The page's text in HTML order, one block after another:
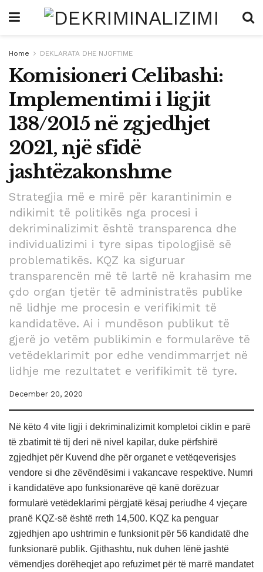
Home DEKLARATA DHE NJOFTIME
Komisioneri Celibashi:
Implementimi i ligjit
138/2015 në zgjedhjet
2021, një sfidë
jashtëzakonshme
Strategjia më e mirë për karantinimin e
ndikimit të politikës nga procesi i
dekriminalizimit është transparenca dhe
individualizimi i tyre sipas tipologjisë së
problematikës. KQZ ka siguruar
transparencën më të lartë në krahasim me
çdo organ tjetër të administratës publike
në lidhje me procesin e verifikimit të
kandidatëve. Ai i mundëson publikut të
gjerë jo vetëm publikimin e formularëve të
vetëdeklarimit por edhe vendimmarrjet në
lidhje me rezultatet e verifikimit të tyre.
December 20, 2020
Në këto 4 vite ligji i dekriminalizimit kompletoi ciklin e parë
të zbatimit të tij deri në nivel kapilar, duke përfshirë
zgjedhjet për Kuvend dhe për organet e vetëqeverisjes
vendore si dhe zëvëndësimi i vakancave respektive. Numri
i kandidatëve apo funksionarëve që kanë dorëzuar
formularë vetëdeklarimi përgjatë kësaj periudhe 4 vjeçare
pranë KQZ-së është rreth 14,500. KQZ ka penguar
zgjedhjen apo ushtrimin e funksionit për 56 kandidatë dhe
funksionarë publik. Gjithashtu, nuk duhen lënë jashtë
vëmendjes dorëheqjet apo refuzimet për të marrë mandatet